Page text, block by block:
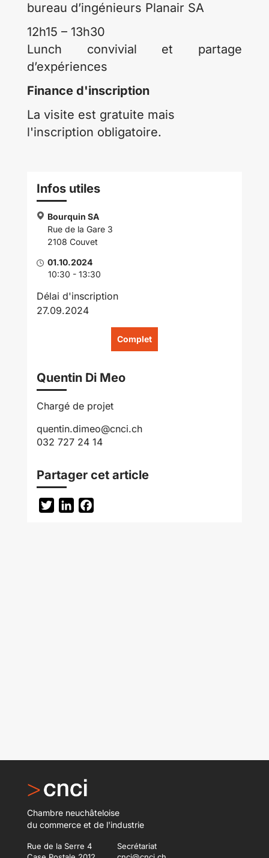
bureau d’ingénieurs Planair SA
12h15 – 13h30
Lunch convivial et partage
d’expériences
Finance d'inscription
La visite est gratuite mais
l'inscription obligatoire.
Infos utiles
Bourquin SA
Rue de la Gare 3
2108 Couvet
01.10.2024
10:30 - 13:30
Délai d'inscription
27.09.2024
Complet
Quentin Di Meo
Chargé de projet
quentin.dimeo@cnci.ch
032 727 24 14
Partager cet article
TwitterLinkedIn
Chambre neuchâteloise
du commerce et de l'industrie
Rue de la Serre 4
Secrétariat